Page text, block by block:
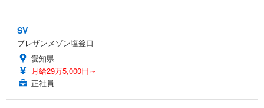
SV
プレザンメゾン塩釜口
愛知県
月給29万5,000円～
正社員